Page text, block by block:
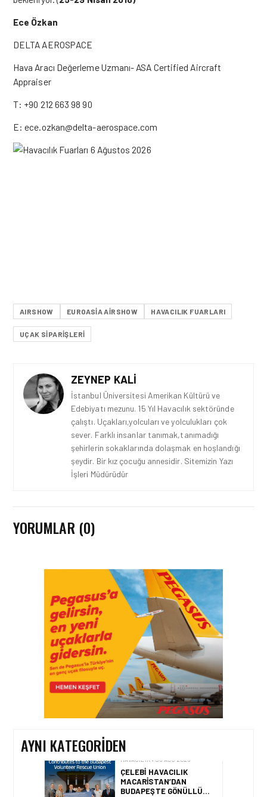
Ece Özkan
DELTA AEROSPACE
Hava Aracı Değerleme Uzmanı- ASA Certified Aircraft
Appraiser
T: +90 212 663 98 90
E: ece.ozkan@delta-aerospace.com
AIRSHOW EUROASIA AIRSHOW HAVACILIK FUARLARI
UÇAK SIPARIŞLERI
ZEYNEP KALI
İstanbul Üniversitesi Amerikan Kültürü ve
Edebiyatı mezunu. 15 Yıl Havacılık sektöründe
çalıştı. Uçakları,yolcuları ve yolculukları çok
sever. Farklı insanlar tanımak,tanımadığı
şehirlerin sokaklarında dolaşmak en hoşlandığı
şeydir. Bir kız çocuğu annesidir. Sitemizin Yazı
İşleri Müdürüdür
YORUMLAR (0)
AYNI KATEGORIDEN
HAVACILIK • 06 AĞU 2026
HITIT BILIŞIM 500’DE
SEKTÖREL YAZILIM
BIRINCISI
HAVACILIK • 05 AĞU 2026
YAKIT MALIYETLERINDEKI
YÜZDE 46’LIK ARTIŞA
KARŞI HANGI ÖNLEMLER
ALINIYOR?
HAVACILIK • 05 AĞU 2026
ÇELEBI HAVACILIK
MACARISTAN’DAN
BUDAPEŞTE GÖNÜLLÜ